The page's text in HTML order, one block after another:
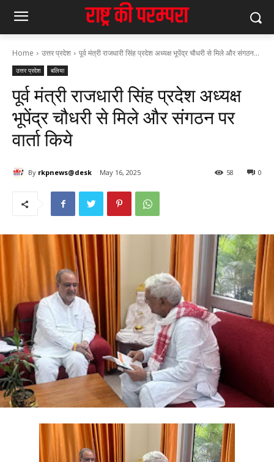
Home उत्तर प्रदेश पूर्व मंत्री राजधारी सिंह प्रदेश अध्यक्ष भूपेंद्र चौधरी से मिले और संगठन...
उत्तर प्रदेश बलिया
पूर्व मंत्री राजधारी सिंह प्रदेश अध्यक्ष
भूपेंद्र चौधरी से मिले और संगठन पर
वार्ता किये
By rkpnews@desk May 16, 2025 0
58